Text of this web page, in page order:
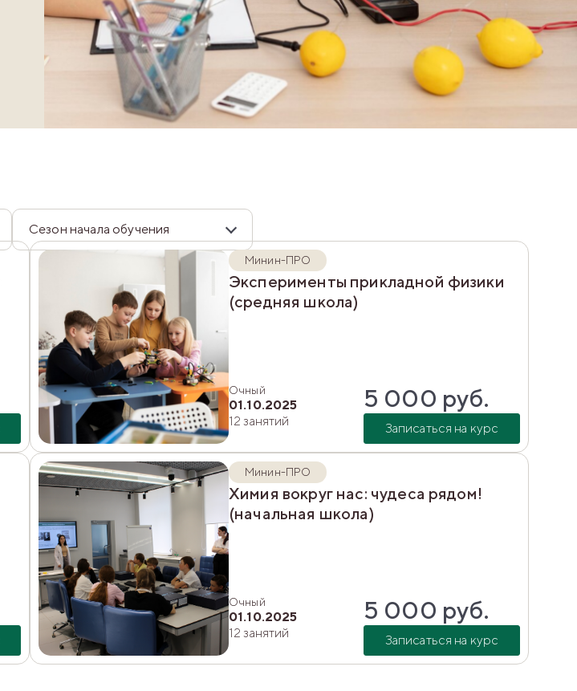
Сезон начала обучения
Минин-ПРО
Эксперименты прикладной физики
(средняя школа)
Очный
01.10.2025
12 занятий
5 000 руб.
Записаться на курс
Минин-ПРО
Химия вокруг нас: чудеса рядом!
(начальная школа)
Очный
01.10.2025
12 занятий
5 000 руб.
Записаться на курс